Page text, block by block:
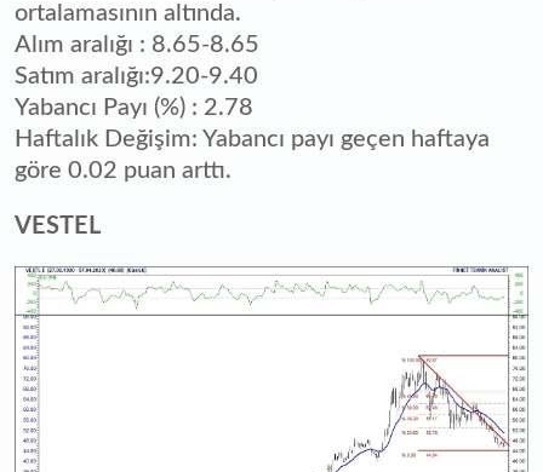
ortalamasının altında.
Alım aralığı : 8.65-8.65
Satım aralığı:9.20-9.40
Yabancı Payı (%) : 2.78
Haftalık Değişim: Yabancı payı geçen haftaya
göre 0.02 puan arttı.
VESTEL